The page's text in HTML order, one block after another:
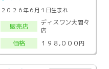
２０２６年６月１日生まれ
販売店
ディスワン大間々
店
価格
１９８,０００円